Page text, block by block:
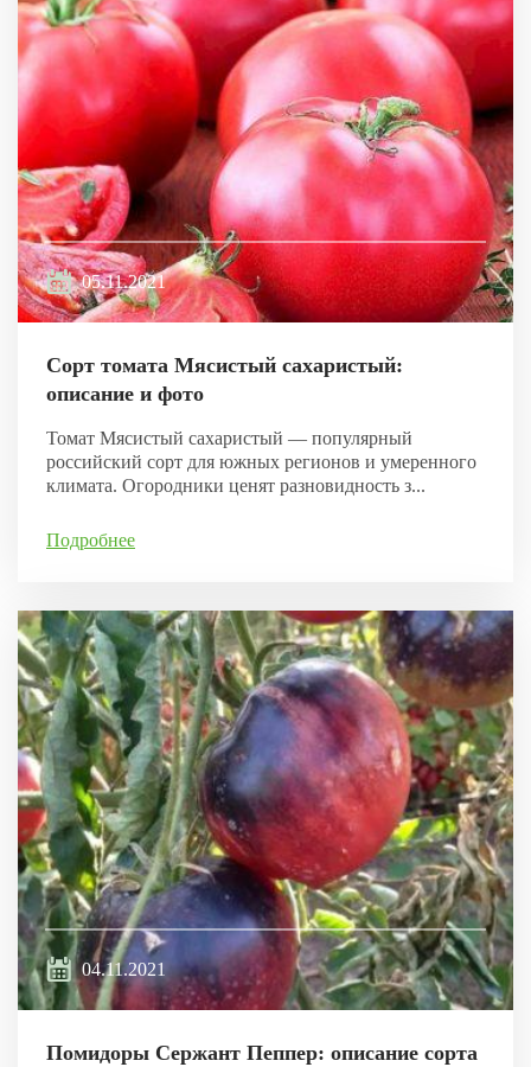
05.11.2021
Сорт томата Мясистый сахаристый:
описание и фото
Томат Мясистый сахаристый — популярный
российский сорт для южных регионов и умеренного
климата. Огородники ценят разновидность з...
Подробнее
04.11.2021
Помидоры Сержант Пеппер: описание сорта